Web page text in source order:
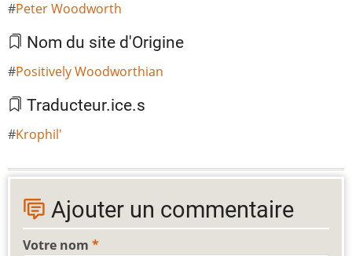
Peter Woodworth
Nom du site d'Origine
Positively Woodworthian
Traducteur.ice.s
Krophil'
Ajouter un commentaire
Votre nom